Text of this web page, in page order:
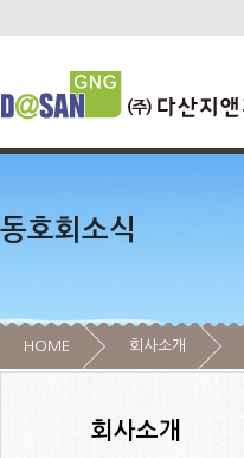
동호회소식
HOME 회사소개
회사소개